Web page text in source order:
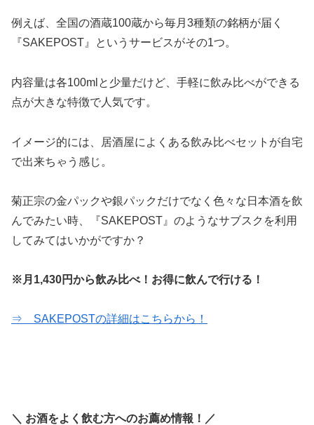
例えば、全国の酒蔵100蔵から毎月3種類の銘柄が届く
『SAKEPOST』というサービスがその1つ。
内容量は各100mlと少量だけど、手軽に飲み比べができる
点が大きな特徴で人気です。
イメージ的には、居酒屋によくある飲み比べセットが自宅
で出来ちゃう感じ。
菊正宗の金パックや銀パックだけでなく色々な日本酒を飲
んでみたい時、『SAKEPOST』のようなサブスクを利用
してみてはいかがですか？
※月1,430円から飲み比べ！お得に飲んで行ける！
⇒ SAKEPOSTの詳細はこちらから！
＼ お酒をよく飲む方へのお薦め情報！／